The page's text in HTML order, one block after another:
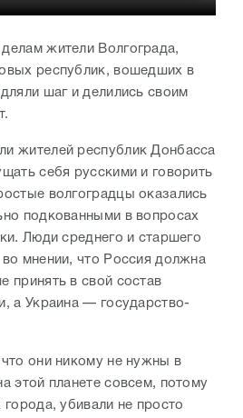
жители Волгограда,
республик, вошедших в
шаг и делились своим
жителей республик Донбасса
себя русскими и говорить
волгоградцы оказались
подкованными в вопросах
Люди среднего и старшего
во мнении, что Россия должна
принять в свой состав
а Украина — государство-
они никому не нужны в
этой планете совсем, потому
убивали не просто